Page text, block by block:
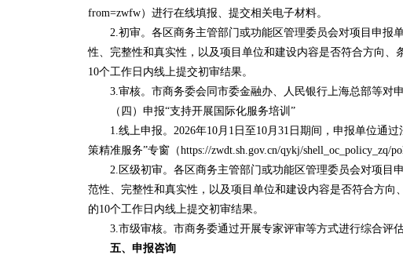
from=zwfw）进行在线填报、提交相关电子材料。
2.初审。各区商务主管部门或功能区管理委员会对项目申报
性、完整性和真实性，以及项目单位和建设内容是否符合方向
10个工作日内线上提交初审结果。
3.审核。市商务委会同市委金融办、人民银行上海总部等对申
（四）申报“支持开展国际化服务培训”
1.线上申报。2026年10月1日至10月31日期间，申报单位通过
策精准服务”专窗（https://zwdt.sh.gov.cn/qykj/
2.区级初审。各区商务主管部门或功能区管理委员会对项目
范性、完整性和真实性，以及项目单位和建设内容是否符合方
的10个工作日内线上提交初审结果。
3.市级审核。市商务委通过开展专家评审等方式进行综合评估
五、申报咨询